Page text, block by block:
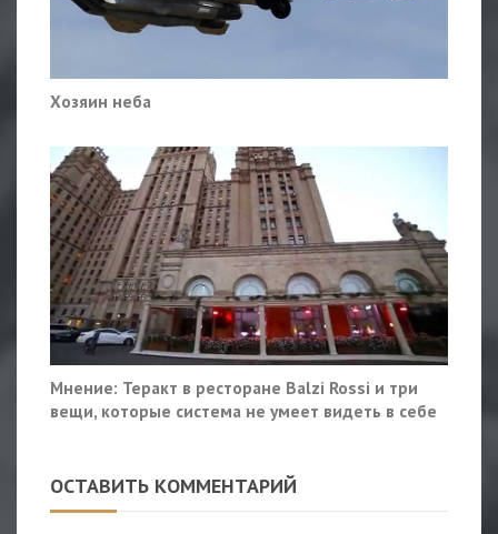
Хозяин неба
Мнение: Теракт в ресторане Balzi Rossi и три
вещи, которые система не умеет видеть в себе
ОСТАВИТЬ КОММЕНТАРИЙ